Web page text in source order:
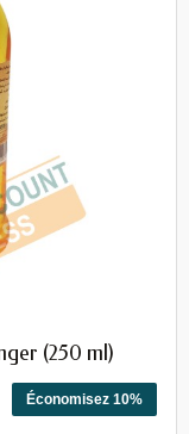
(250 ml)
Économisez 10%